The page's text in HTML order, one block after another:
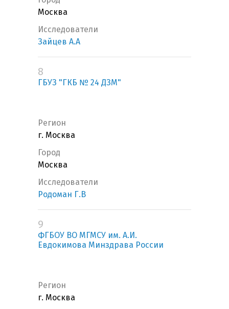
Москва
Исследователи
Зайцев А.А
8
ГБУЗ "ГКБ № 24 ДЗМ"
Регион
г. Москва
Город
Москва
Исследователи
Родоман Г.В
9
ФГБОУ ВО МГМСУ им. А.И.
Евдокимова Минздрава России
Регион
г. Москва